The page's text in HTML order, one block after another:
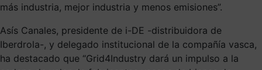
más industria, mejor industria y menos emisiones”.
Asís Canales, presidente de i-DE -distribuidora de
Iberdrola-, y delegado institucional de la compañía vasca,
ha destacado que “Grid4Industry dará un impulso a la